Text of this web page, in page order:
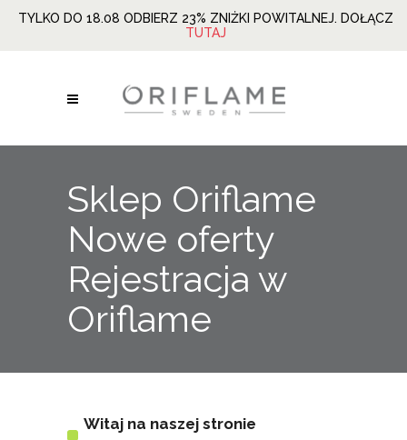
TYLKO DO 18.08 ODBIERZ 23% ZNIŻKI POWITALNEJ. DOŁĄCZ
TUTAJ
Sklep Oriflame
Nowe oferty
Rejestracja w
Oriflame
Witaj na naszej stronie